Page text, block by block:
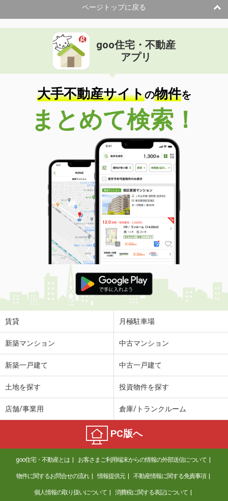
ページトップに戻る
goo住宅・不動産
アプリ
大手不動産サイトの物件を
まとめて検索！
賃貸 月極駐車場
新築マンション 中古マンション
新築一戸建て 中古一戸建て
土地を探す 投資物件を探す
店舗/事業用 倉庫/トランクルーム
PC版へ
goo住宅・不動産とは お客さまご利用端末からの情報の外部送信について
物件に関するお問合せの流れ 情報提供元 不動産情報に関する免責事項
個人情報の取り扱いについて 消費税に関する表記について